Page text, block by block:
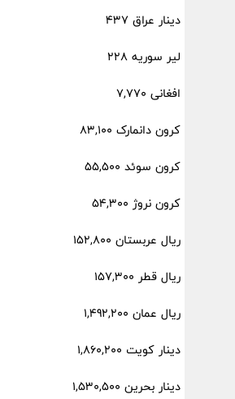
دینار عراق 437
لیر سوریه 228
افغانی 7,770
کرون دانمارک 83,100
کرون سوئد 55,500
کرون نروژ 54,300
ریال عربستان 152,800
ریال قطر 157,300
ریال عمان 1,492,200
دینار کویت 1,860,200
دینار بحرین 1,530,500